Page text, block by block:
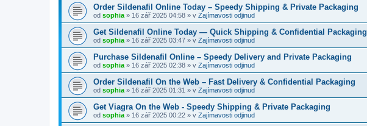
Order Sildenafil Online Today – Speedy Shipping & Private Packaging
od sophia » 16 zář 2025 04:58 » v Zajímavosti odjinud
Get Sildenafil Online Today — Quick Shipping & Confidential Packaging
od sophia » 16 zář 2025 03:47 » v Zajímavosti odjinud
Purchase Sildenafil Online – Speedy Delivery and Private Packaging
od sophia » 16 zář 2025 02:38 » v Zajímavosti odjinud
Order Sildenafil On the Web – Fast Delivery & Confidential Packaging
od sophia » 16 zář 2025 01:31 » v Zajímavosti odjinud
Get Viagra On the Web - Speedy Shipping & Private Packaging
od sophia » 16 zář 2025 00:22 » v Zajímavosti odjinud